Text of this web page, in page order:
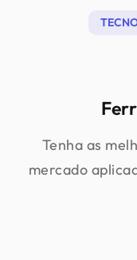
Tenha as
mercado